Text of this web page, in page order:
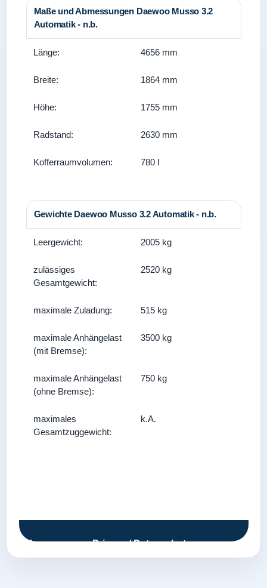
Maße und Abmessungen Daewoo Musso 3.2
Automatik - n.b.
Länge: 4656 mm
Breite: 1864 mm
Höhe: 1755 mm
Radstand: 2630 mm
Kofferraumvolumen: 780 l
Gewichte Daewoo Musso 3.2 Automatik - n.b.
Leergewicht: 2005 kg
zulässiges
Gesamtgewicht:
2520 kg
maximale Zuladung: 515 kg
maximale Anhängelast
(mit Bremse):
3500 kg
maximale Anhängelast
(ohne Bremse):
750 kg
maximales
Gesamtzuggewicht:
k.A.
Impressum Privacy / Datenschutz